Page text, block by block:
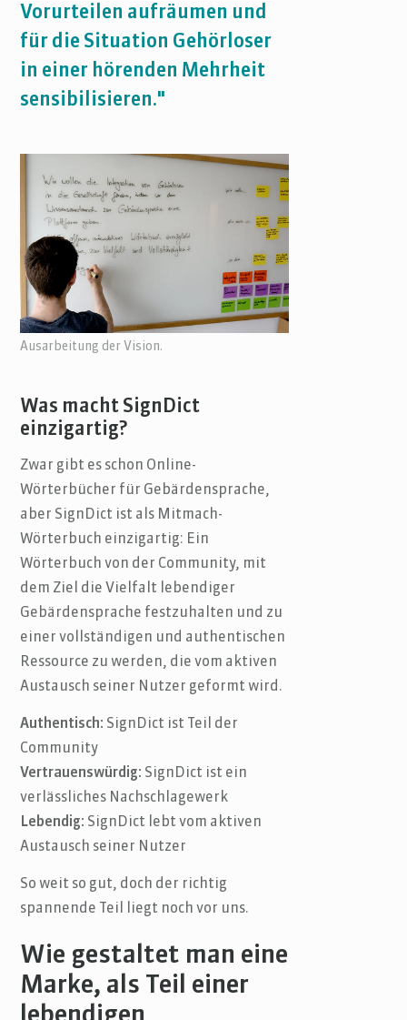
Vorurteilen aufräumen und
für die Situation Gehörloser
in einer hörenden Mehrheit
sensibilisieren."
Ausarbeitung der Vision.
Was macht SignDict
einzigartig?
Zwar gibt es schon Online-
Wörterbücher für Gebärdensprache,
aber SignDict ist als Mitmach-
Wörterbuch einzigartig: Ein
Wörterbuch von der Community, mit
dem Ziel die Vielfalt lebendiger
Gebärdensprache festzuhalten und zu
einer vollständigen und authentischen
Ressource zu werden, die vom aktiven
Austausch seiner Nutzer geformt wird.
Authentisch: SignDict ist Teil der
Community
Vertrauenswürdig: SignDict ist ein
verlässliches Nachschlagewerk
Lebendig: SignDict lebt vom aktiven
Austausch seiner Nutzer
So weit so gut, doch der richtig
spannende Teil liegt noch vor uns.
Wie gestaltet man eine
Marke, als Teil einer